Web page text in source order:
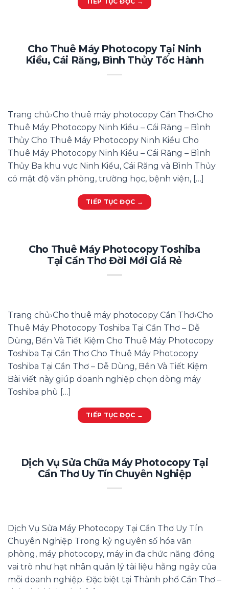
Cho Thuê Máy Photocopy Tại Ninh
Kiều, Cái Răng, Bình Thủy Tốc Hành
Trang chủ›Cho thuê máy photocopy Cần Thơ›Cho
Thuê Máy Photocopy Ninh Kiều – Cái Răng – Bình
Thủy Cho Thuê Máy Photocopy Ninh Kiều Cho
Thuê Máy Photocopy Ninh Kiều – Cái Răng – Bình
Thủy Ba khu vực Ninh Kiều, Cái Răng và Bình Thủy
có mật độ văn phòng, trường học, bệnh viện, […]
TIẾP TỤC ĐỌC →
Cho Thuê Máy Photocopy Toshiba
Tại Cần Thơ Đời Mới Giá Rẻ
Trang chủ›Cho thuê máy photocopy Cần Thơ›Cho
Thuê Máy Photocopy Toshiba Tại Cần Thơ – Dễ
Dùng, Bền Và Tiết Kiệm Cho Thuê Máy Photocopy
Toshiba Tại Cần Thơ Cho Thuê Máy Photocopy
Toshiba Tại Cần Thơ – Dễ Dùng, Bền Và Tiết Kiệm
Bài viết này giúp doanh nghiệp chọn dòng máy
Toshiba phù […]
TIẾP TỤC ĐỌC →
Dịch Vụ Sửa Chữa Máy Photocopy Tại
Cần Thơ Uy Tín Chuyên Nghiệp
Dịch Vụ Sửa Máy Photocopy Tại Cần Thơ Uy Tín
Chuyên Nghiệp Trong kỷ nguyên số hóa văn
phòng, máy photocopy, máy in đa chức năng đóng
vai trò như hạt nhân quản lý tài liệu hằng ngày của
mỗi doanh nghiệp. Đặc biệt tại Thành phố Cần Thơ –